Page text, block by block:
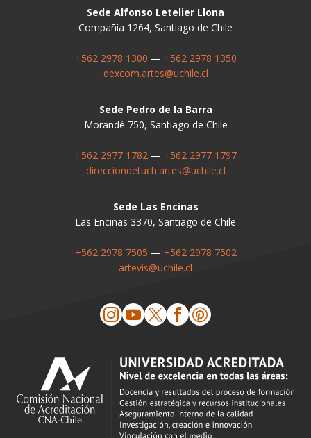
Sede Alfonso Letelier Llona
Compañía 1264, Santiago de Chile
+562 2978 1300 — +562 2978 1350
dexcom.artes@uchile.cl
Sede Pedro de la Barra
Morandé 750, Santiago de Chile
+562 2977 1782— +562 2977 1797
direcciondetuch.artes@uchile.cl
Sede Las Encinas
Las Encinas 3370, Santiago de Chile
+562 2978 7505 — +562 2978 7502
artevis@uchile.cl